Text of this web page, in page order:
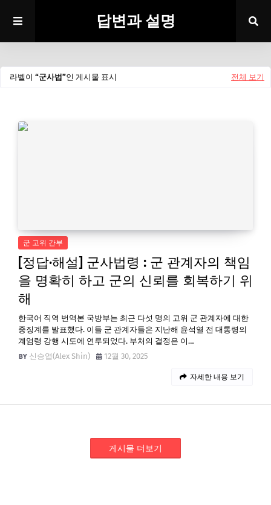
답변과 설명
라벨이 군사법 인 게시물 표시 전체 보기
군 고위 간부
[정답·해설] 군사법령 : 군 관계자의 책임
을 명확히 하고 군의 신뢰를 회복하기 위
해
한국어 직역 번역본 국방부는 최근 다섯 명의 고위 군 관계자에 대한
중징계를 발표했다. 이들 군 관계자들은 지난해 윤석열 전 대통령의
계엄령 강행 시도에 연루되었다. 부처의 결정은 이…
신승엽(Alex Shin)
12월 30, 2025
자세한 내용 보기
게시물 더보기